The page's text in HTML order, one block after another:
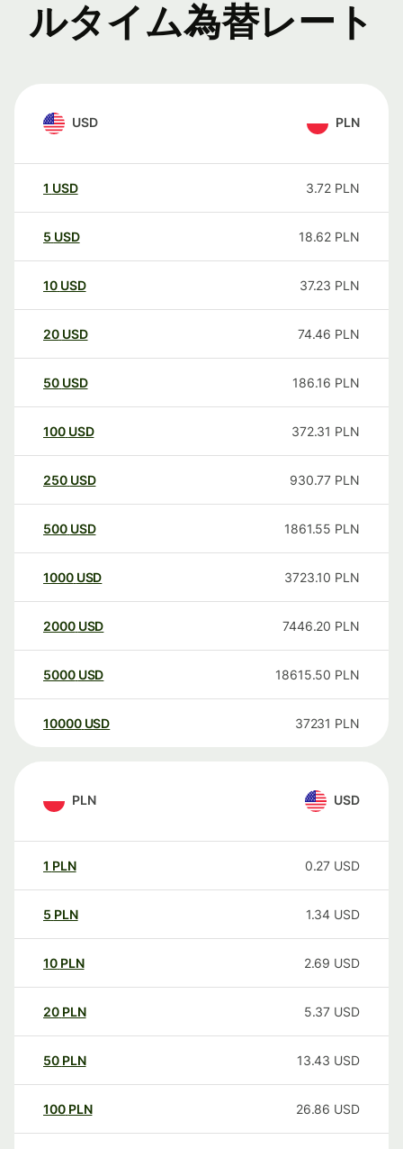
ルタイム為替レート
USD PLN
1 USD 3.72 PLN
5 USD 18.62 PLN
10 USD 37.23 PLN
20 USD 74.46 PLN
50 USD 186.16 PLN
100 USD 372.31 PLN
250 USD 930.77 PLN
500 USD 1861.55 PLN
1000 USD 3723.10 PLN
2000 USD 7446.20 PLN
5000 USD 18615.50 PLN
10000 USD 37231 PLN
PLN USD
1 PLN 0.27 USD
5 PLN 1.34 USD
10 PLN 2.69 USD
20 PLN 5.37 USD
50 PLN 13.43 USD
100 PLN 26.86 USD